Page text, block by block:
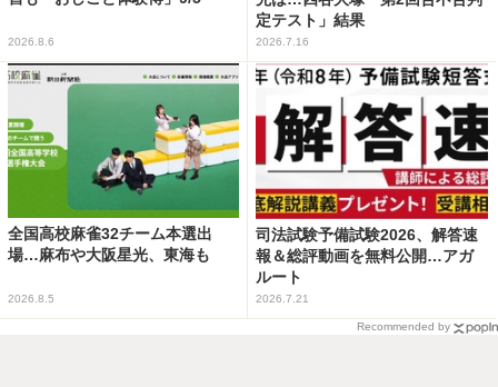
2026.8.6
定テスト」結果
2026.7.16
全国高校麻雀32チーム本選出
場…麻布や大阪星光、東海も
2026.8.5
司法試験予備試験2026、解答速
報＆総評動画を無料公開…アガ
ルート
2026.7.21
Recommended by